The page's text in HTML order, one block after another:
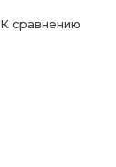
К сравнению